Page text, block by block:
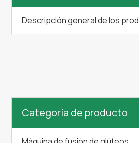
Descripción general de los
Categoría de producto